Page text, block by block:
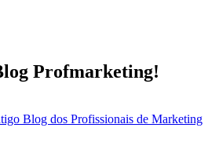
Profmarketing!
Blog dos Profissionais de Marketing